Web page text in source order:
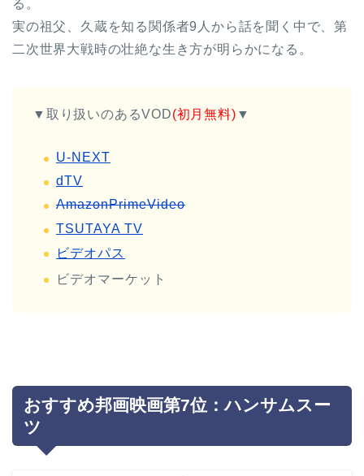
る。
実の祖父、久蔵を知る関係者9人から話を聞く中で、第
二次世界大戦時の壮絶な生き方が明らかになる。
▼取り扱いのあるVOD(初月無料) ▼
U-NEXT
dTV
AmazonPrimeVideo
TSUTAYA TV
ビデオパス
ビデオマーケット
おすすめ邦画映画第7位：ハンサムスー
ツ